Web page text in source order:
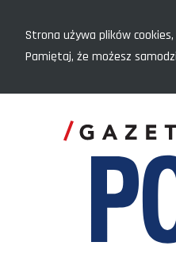
Strona używa plików
Pamiętaj, że możesz